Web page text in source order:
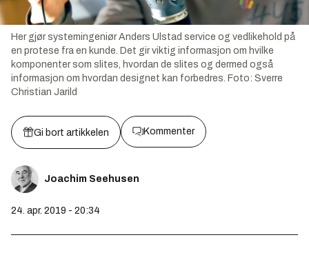
Her gjør systemingeniør Anders Ulstad service og vedlikehold på
en protese fra en kunde. Det gir viktig informasjon om hvilke
komponenter som slites, hvordan de slites og dermed også
informasjon om hvordan designet kan forbedres. Foto: Sverre
Christian Jarild
Gi bort artikkelen Kommenter
Joachim Seehusen
24. apr. 2019 - 20:34